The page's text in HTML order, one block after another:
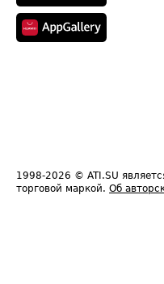
1998-2026 © ATI.SU
торговой маркой. Об